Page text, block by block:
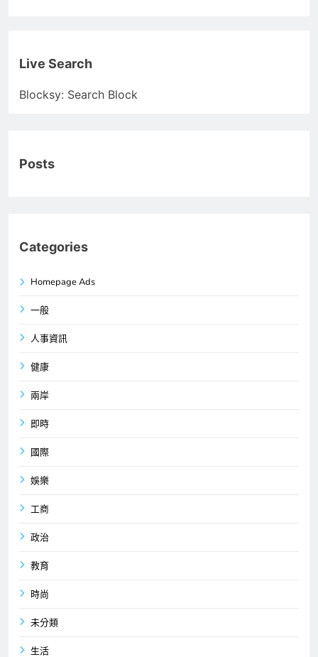
Live Search
Blocksy: Search Block
Posts
Categories
Homepage Ads
一般
人事資訊
健康
兩岸
即時
國際
娛樂
工商
政治
教育
時尚
未分類
生活